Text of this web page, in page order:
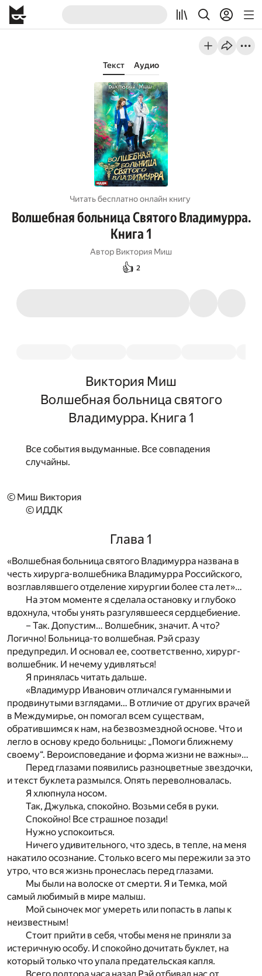
Текст Аудио
Читать бесплатно онлайн книгу
Волшебная больница Святого Владимурра.
Книга 1
Автор Виктория Миш
👍 2
Виктория Миш
Волшебная больница святого
Владимурра. Книга 1
Все события выдуманные. Все совпадения
случайны.
© Миш Виктория
© ИДДК
Глава 1
«Волшебная больница святого Владимурра названа в
честь хирурга-волшебника Владимурра Российского,
возглавлявшего отделение хирургии более ста лет»…
На этом моменте я сделала остановку и глубоко
вдохнула, чтобы унять разгулявшееся сердцебиение.
– Так. Допустим… Волшебник, значит. А что?
Логично! Больница-то волшебная. Рэй сразу
предупредил. И основал ее, соответственно, хирург-
волшебник. И нечему удивляться!
Я принялась читать дальше.
«Владимурр Иванович отличался гуманными и
продвинутыми взглядами… В отличие от других врачей
в Междумирье, он помогал всем существам,
обратившимся к нам, на безвозмездной основе. Что и
легло в основу кредо больницы: „Помоги ближнему
своему“. Вероисповедание и форма жизни не важны»…
Перед глазами появились разноцветные звездочки,
и текст буклета размылся. Опять переволновалась.
Я хлюпнула носом.
Так, Джулька, спокойно. Возьми себя в руки.
Спокойно! Все страшное позади!
Нужно успокоиться.
Ничего удивительного, что здесь, в тепле, на меня
накатило осознание. Столько всего мы пережили за это
утро, что вся жизнь пронеслась перед глазами.
Мы были на волоске от смерти. Я и Темка, мой
самый любимый в мире малыш.
Мой сыночек мог умереть или попасть в лапы к
неизвестным!
Стоит прийти в себя, чтобы меня не приняли за
истеричную особу. И спокойно дочитать буклет, на
который только что упала предательская капля.